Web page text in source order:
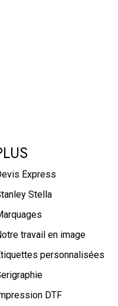
Express
Stella
travail en image
personnalisées
DTF